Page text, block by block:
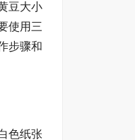
豆大小
使用三
步骤和
色纸张